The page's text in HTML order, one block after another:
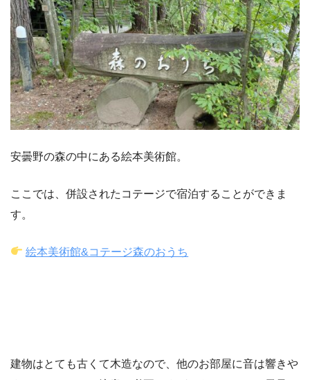
安曇野の森の中にある絵本美術館。
ここでは、併設されたコテージで宿泊することができま
す。
絵本美術館&コテージ森のおうち
建物はとても古くて木造なので、他のお部屋に音は響きや